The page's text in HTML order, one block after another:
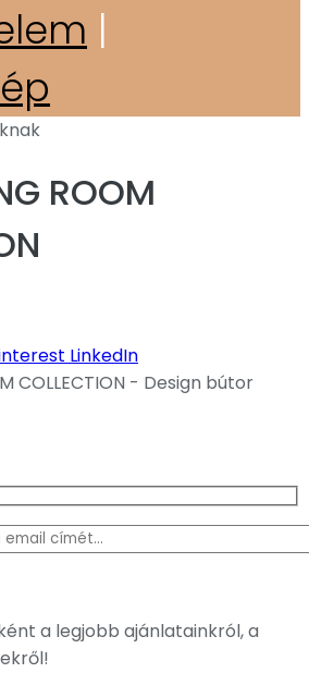
|
ROOM
LinkedIn
a legjobb ajánlatainkról, a